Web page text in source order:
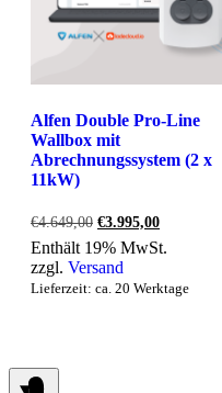
Alfen Double Pro-Line
Wallbox mit
Abrechnungssystem (2 x
11kW)
€4.649,00 Ursprünglicher
Preis
war:
€4.649,00
€3.995,00Aktueller
ist:
Enthält 19% MwSt.
zzgl. Versand
Lieferzeit: ca. 20 Werktage